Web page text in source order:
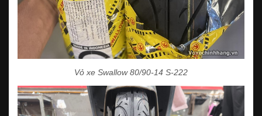
Vỏ xe Swallow 80/90-14 S-222